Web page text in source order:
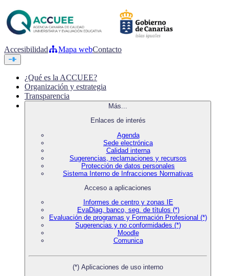
Accesibilidad Mapa webContacto
¿Qué es la ACCUEE?
Organización y estrategia
Transparencia
Más...
Enlaces de interés
Agenda
Sede electrónica
Calidad interna
Sugerencias, reclamaciones y recursos
Protección de datos personales
Sistema Interno de Infracciones Normativas
Acceso a aplicaciones
Informes de centro y zonas IE
EvaDiag, banco, seg. de títulos (*)
Evaluación de programas y Formación Profesional (*)
Sugerencias y no conformidades (*)
Moodle
Comunica
(*) Aplicaciones de uso interno